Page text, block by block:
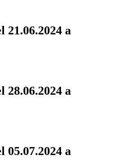
21.06.2024 a
28.06.2024 a
05.07.2024 a